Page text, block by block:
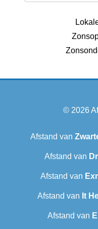
© 2026
Afstand van
Afstand van
Afstand van
Afstand van It
Afstand van